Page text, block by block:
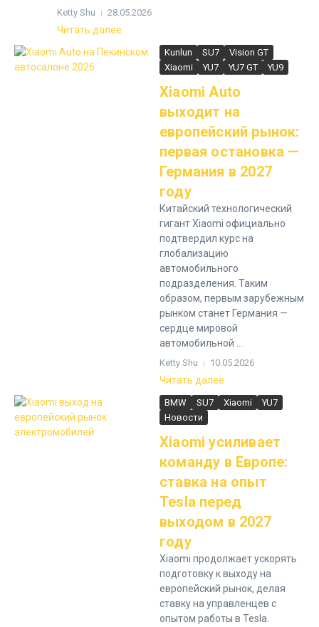
Ketty Shu 28.05.2026
Читать далее
Kunlun SU7
Vision GT
Xiaomi
YU7 YU7 GT YU9
Xiaomi Auto
выходит на
европейский рынок:
первая остановка —
Германия в 2027
году
Китайский технологический
гигант Xiaomi официально
подтвердил курс на
глобализацию
автомобильного
подразделения. Таким
образом, первым зарубежным
рынком станет Германия —
сердце мировой
автомобильной ...
Ketty Shu 10.05.2026
Читать далее
BMW SU7 Xiaomi
YU7
Новости
Xiaomi усиливает
команду в Европе:
ставка на опыт
Tesla перед
выходом в 2027
году
Xiaomi продолжает ускорять
подготовку к выходу на
европейский рынок, делая
ставку на управленцев с
опытом работы в Tesla.